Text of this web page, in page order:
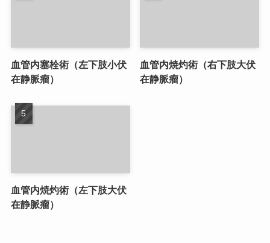
血管内塞栓術（左下肢小伏
在静脈瘤）
血管内焼灼術（右下肢大伏
在静脈瘤）
血管内焼灼術（左下肢大伏
在静脈瘤）